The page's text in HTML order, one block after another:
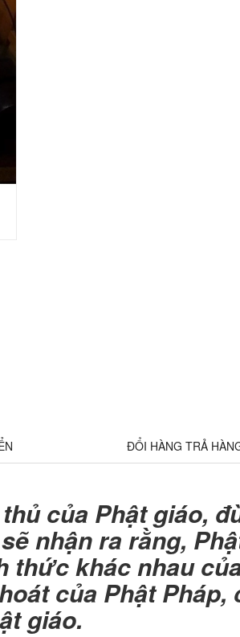
ĐỔI HÀNG TRẢ
của Phật giáo,
nhận ra rằng,
khác nhau
của Phật Pháp,
giáo.